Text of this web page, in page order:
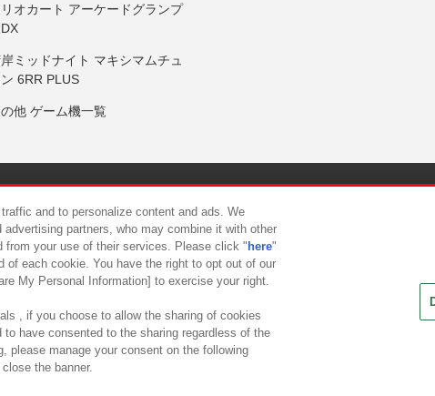
オカート アーケードグランプ
DX
ミッドナイト マキシマムチュ
6RR PLUS
他 ゲーム機一覧
供について カスタマーハラスメント対応方針
and to personalize content and ads. We
partners, who may combine it with other
from your use of their services. Please click " here"
of each cookie. You have the right to opt out of our
My Personal Information] to exercise your right.
, if you choose to allow the sharing of cookies
have consented to the sharing regardless of the
please manage your consent on the following
the banner.